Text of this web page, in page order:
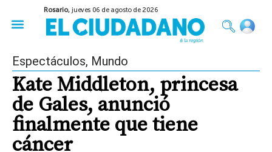
Rosario,jueves 06 de agosto de 2026
Espectáculos, Mundo
Kate Middleton, princesa
de Gales, anunció
finalmente que tiene
cáncer